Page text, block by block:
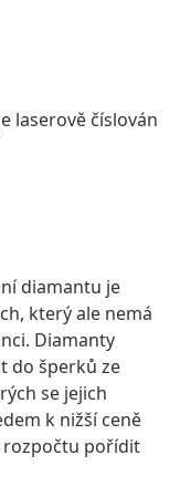
laserově číslován
diamantu je
který ale nemá
Diamanty
do šperků ze
se jejich
k nižší ceně
rozpočtu pořídit